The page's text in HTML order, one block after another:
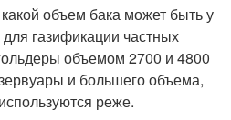
объем бака может быть у
газификации частных
объемом 2700 и 4800
и большего объема,
реже.